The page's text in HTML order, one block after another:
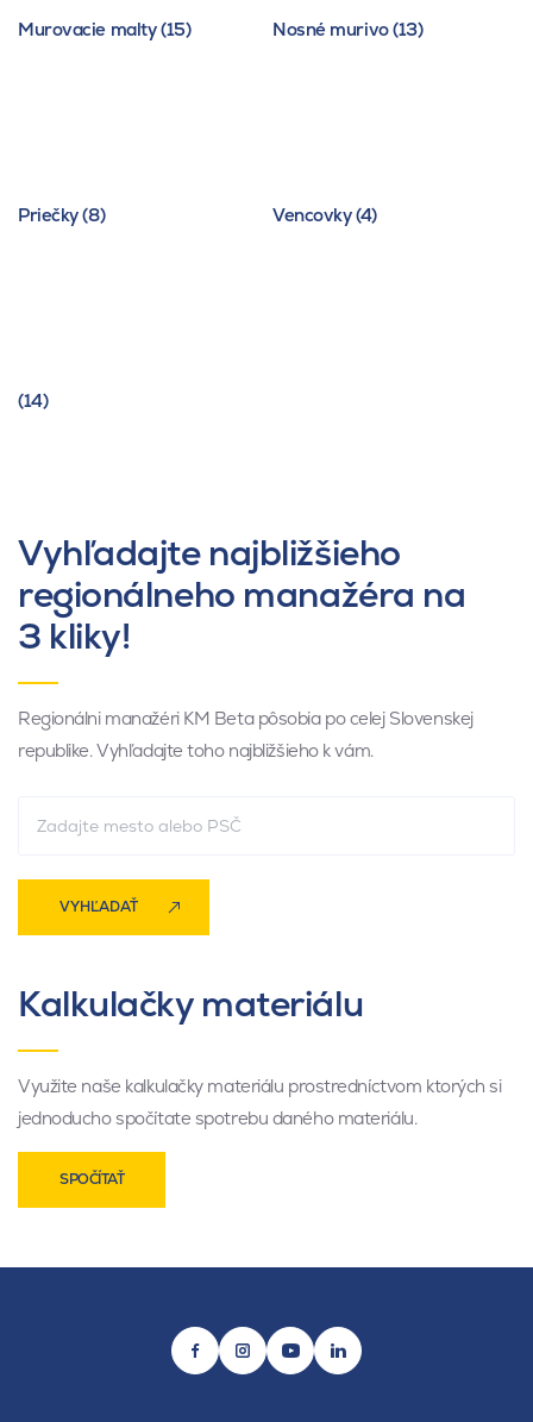
Murovacie malty (15) Nosné murivo (13)
Priečky (8) Vencovky (4)
(14)
Vyhľadajte najbližšieho
regionálneho manažéra na
3 kliky!
Regionálni manažéri KM Beta pôsobia po celej Slovenskej
republike. Vyhľadajte toho najbližšieho k vám.
VYHĽADAŤ
Kalkulačky materiálu
Využite naše kalkulačky materiálu prostredníctvom ktorých si
jednoducho spočítate spotrebu daného materiálu.
SPOČÍTAŤ